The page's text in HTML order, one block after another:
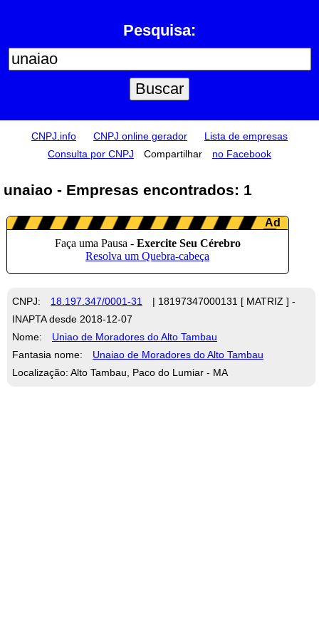
Pesquisa:
CNPJ.info CNPJ online gerador
Lista de empresas
Consulta por CNPJ
Compartilhar no Facebook
unaiao - Empresas encontrados: 1
CNPJ: 18.197.347/0001-31
| 18197347000131 [ MATRIZ ] -
INAPTA desde 2018-12-07
Nome:
Uniao de Moradores do Alto Tambau
Fantasia nome:
Unaiao de Moradores do Alto Tambau
Localização: Alto Tambau, Paco do Lumiar - MA